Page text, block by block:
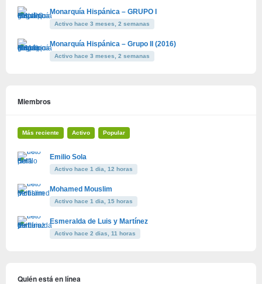
Monarquía Hispánica – GRUPO I
Activo hace 3 meses, 2 semanas
Monarquía Hispánica – Grupo II (2016)
Activo hace 3 meses, 2 semanas
Miembros
Más reciente Activo Popular
Emilio Sola
Activo hace 1 dia, 12 horas
Mohamed Mouslim
Activo hace 1 dia, 15 horas
Esmeralda de Luis y Martínez
Activo hace 2 dias, 11 horas
Quién está en línea